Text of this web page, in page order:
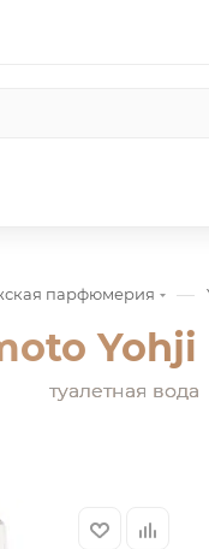
парфюмерия —
Yohji
туалетная вода